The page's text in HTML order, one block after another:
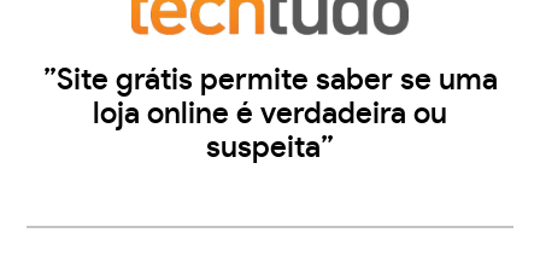
”Site grátis permite saber se uma
loja online é verdadeira ou
suspeita”